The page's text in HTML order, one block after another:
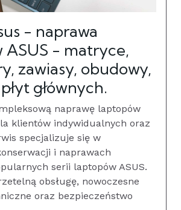
- naprawa
ASUS - matryce,
zawiasy, obudowy,
głównych.
naprawę laptopów
klientów indywidualnych oraz
specjalizuje się w
i naprawach
serii laptopów ASUS.
obsługę, nowoczesne
oraz bezpieczeństwo